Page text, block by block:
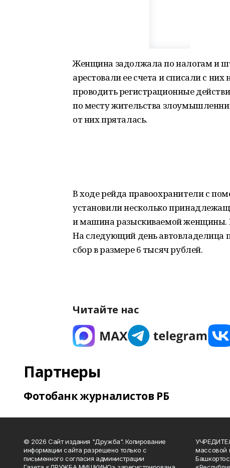
Женщина задолжала по налогам и
арестовали ее счета и списали с
проводить регистрационные
по месту жительства
от них пряталась.
В ходе рейда правоохранители с
установили несколько
и машина разыскиваемой женщины.
На следующий день автовладелица
сбор в размере 6 тысяч рублей.
Читайте нас
Партнеры
Фотобанк журналистов РБ
© 2026 Сайт издания "Дружба". Копирование
информации сайта разрешено только с
письменного согласия администрации
массовой